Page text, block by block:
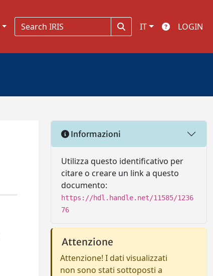
IT LOGIN
Informazioni
Utilizza questo identificativo per
citare o creare un link a questo
documento:
https://hdl.handle.net/11585/1236
76
Attenzione
Attenzione! I dati visualizzati
non sono stati sottoposti a